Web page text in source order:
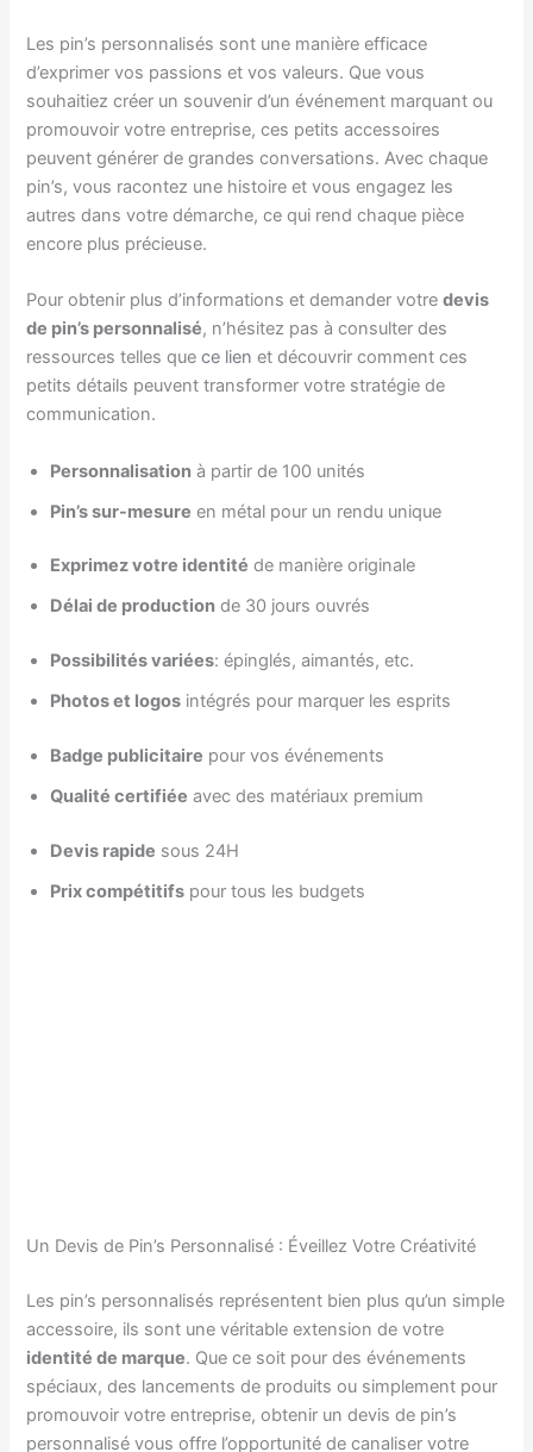
Les pin’s personnalisés sont une manière efficace
d’exprimer vos passions et vos valeurs. Que vous
souhaitiez créer un souvenir d’un événement marquant ou
promouvoir votre entreprise, ces petits accessoires
peuvent générer de grandes conversations. Avec chaque
pin’s, vous racontez une histoire et vous engagez les
autres dans votre démarche, ce qui rend chaque pièce
encore plus précieuse.
Pour obtenir plus d’informations et demander votredevis
de pin’s personnalisé, n’hésitez pas à consulter des
ressources telles quece lien et découvrir comment ces
petits détails peuvent transformer votre stratégie de
communication.
Personnalisation à partir de 100 unités
Pin’s sur-mesure en métal pour un rendu unique
Exprimez votre identité de manière originale
Délai de production de 30 jours ouvrés
Possibilités variées: épinglés, aimantés, etc.
Photos et logos intégrés pour marquer les esprits
Badge publicitaire pour vos événements
Qualité certifiée avec des matériaux premium
Devis rapide sous 24H
Prix compétitifs pour tous les budgets
Un Devis de Pin’s Personnalisé : Éveillez Votre Créativité
Les pin’s personnalisés représentent bien plus qu’un simple
accessoire, ils sont une véritable extension de votre
identité de marque. Que ce soit pour des événements
spéciaux, des lancements de produits ou simplement pour
promouvoir votre entreprise, obtenir un devis de pin’s
personnalisé vous offre l’opportunité de canaliser votre